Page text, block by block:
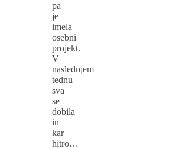
pa
je
imela
osebni
projekt.
V
naslednjem
tednu
sva
se
dobila
in
kar
hitro…